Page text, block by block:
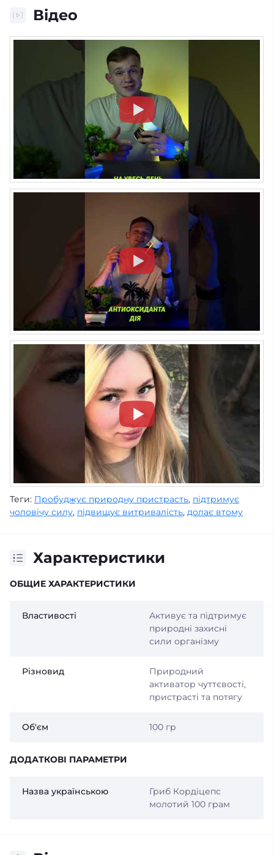
Відео
Теги: Пробуджує природну пристрасть, підтримує
чоловічу силу, підвищує витривалість, долає втому
Характеристики
ОБЩИЕ ХАРАКТЕРИСТИКИ
Властивості
Активує та підтримує
природні захисні
сили організму
Різновид
Природний
активатор чуттєвості,
пристрасті та потягу
Об'єм 100 гр
ДОДАТКОВІ ПАРАМЕТРИ
Назва українською
Гриб Кордіцепс
молотий 100 грам